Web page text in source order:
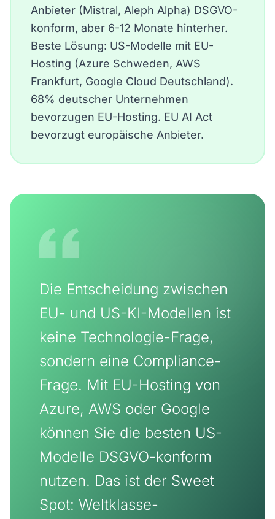
Anbieter (Mistral, Aleph Alpha) DSGVO-
konform, aber 6-12 Monate hinterher.
Beste Lösung: US-Modelle mit EU-
Hosting (Azure Schweden, AWS
Frankfurt, Google Cloud Deutschland).
68% deutscher Unternehmen
bevorzugen EU-Hosting. EU AI Act
bevorzugt europäische Anbieter.
Die Entscheidung zwischen
EU- und US-KI-Modellen ist
keine Technologie-Frage,
sondern eine Compliance-
Frage. Mit EU-Hosting von
Azure, AWS oder Google
können Sie die besten US-
Modelle DSGVO-konform
nutzen. Das ist der Sweet
Spot: Weltklasse-